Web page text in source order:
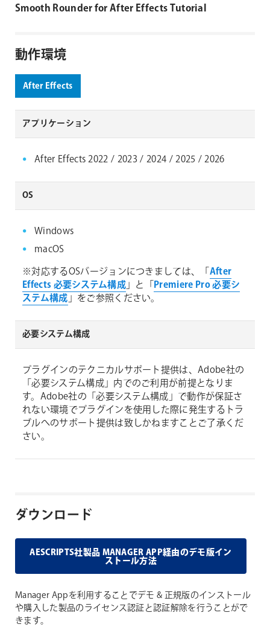
Smooth Rounder for After Effects Tutorial
動作環境
After Effects
アプリケーション
After Effects 2022 / 2023 / 2024 / 2025 / 2026
OS
Windows
macOS
※対応するOSバージョンにつきましては、「 After
Effects 必要システム構成」と「 Premiere Pro 必要シ
ステム構成 」をご参照ください。
必要システム構成
プラグインのテクニカルサポート提供は、Adobe社の
「必要システム構成」内でのご利用が前提となりま
す。Adobe社の「必要システム構成」で動作が保証さ
れない環境でプラグインを使用した際に発生するトラ
ブルへのサポート提供は致しかねますことご了承くだ
さい。
ダウンロード
AESCRIPTS社製品 MANAGER APP経由のデモ版イン
ストール方法
Manager Appを利用することでデモ & 正規版のインストール
や購入した製品のライセンス認証と認証解除を行うことがで
きます。